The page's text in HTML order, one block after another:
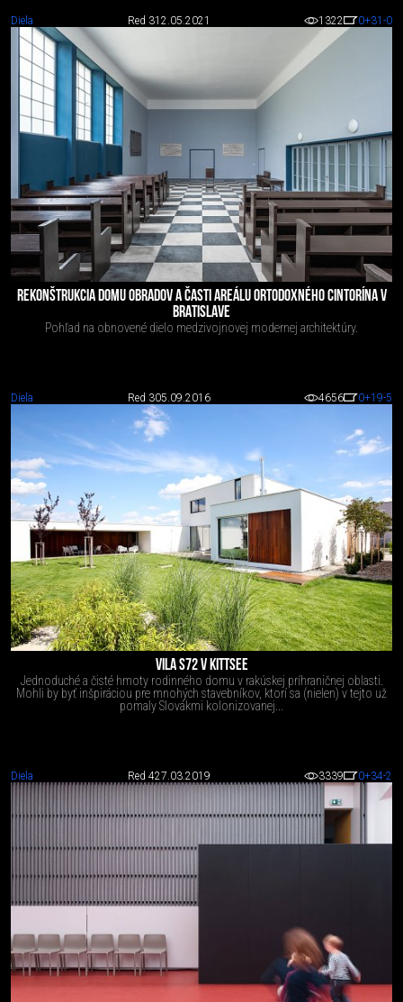
Diela Red 312.05.2021 1322 0+31 -0
REKONŠTRUKCIA DOMU OBRADOV A ČASTI AREÁLU ORTODOXNÉHO CINTORÍNA V
BRATISLAVE
Pohľad na obnovené dielo medzivojnovej modernej architektúry.
Diela Red 305.09.2016 4656 0+19-5
VILA S72 V KITTSEE
Jednoduché a čisté hmoty rodinného domu v rakúskej príhraničnej oblasti.
Mohli by byť inšpiráciou pre mnohých stavebníkov, ktorí sa (nielen) v tejto už
pomaly Slovákmi kolonizovanej...
Diela Red 427.03.2019 3339 0+34-2